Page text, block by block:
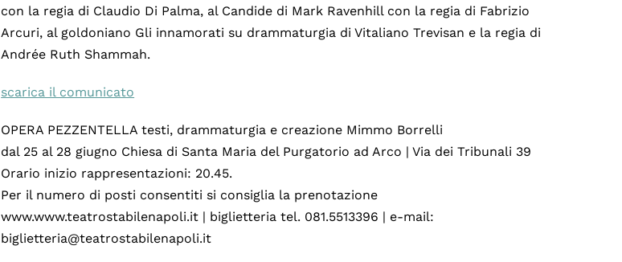
con la regia di Claudio Di Palma, al Candide di Mark Ravenhill con la regia di Fabrizio
Arcuri, al goldoniano Gli innamorati su drammaturgia di Vitaliano Trevisan e la regia di
Andrée Ruth Shammah.
scarica il comunicato
OPERA PEZZENTELLA testi, drammaturgia e creazione Mimmo Borrelli
dal 25 al 28 giugno Chiesa di Santa Maria del Purgatorio ad Arco | Via dei Tribunali 39
Orario inizio rappresentazioni: 20.45.
Per il numero di posti consentiti si consiglia la prenotazione
www.www.teatrostabilenapoli.it | biglietteria tel. 081.5513396 | e-mail:
biglietteria@teatrostabilenapoli.it